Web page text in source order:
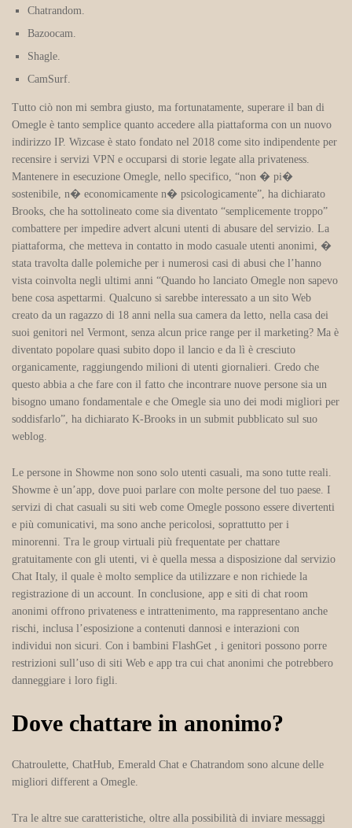
Chatrandom.
Bazoocam.
Shagle.
CamSurf.
Tutto ciò non mi sembra giusto, ma fortunatamente, superare il ban di
Omegle è tanto semplice quanto accedere alla piattaforma con un nuovo
indirizzo IP. Wizcase è stato fondato nel 2018 come sito indipendente per
recensire i servizi VPN e occuparsi di storie legate alla privateness.
Mantenere in esecuzione Omegle, nello specifico, “non � pi�
sostenibile, n� economicamente n� psicologicamente”, ha dichiarato
Brooks, che ha sottolineato come sia diventato “semplicemente troppo”
combattere per impedire advert alcuni utenti di abusare del servizio. La
piattaforma, che metteva in contatto in modo casuale utenti anonimi, �
stata travolta dalle polemiche per i numerosi casi di abusi che l’hanno
vista coinvolta negli ultimi anni “Quando ho lanciato Omegle non sapevo
bene cosa aspettarmi. Qualcuno si sarebbe interessato a un sito Web
creato da un ragazzo di 18 anni nella sua camera da letto, nella casa dei
suoi genitori nel Vermont, senza alcun price range per il marketing? Ma è
diventato popolare quasi subito dopo il lancio e da lì è cresciuto
organicamente, raggiungendo milioni di utenti giornalieri. Credo che
questo abbia a che fare con il fatto che incontrare nuove persone sia un
bisogno umano fondamentale e che Omegle sia uno dei modi migliori per
soddisfarlo”, ha dichiarato K-Brooks in un submit pubblicato sul suo
weblog.
Le persone in Showme non sono solo utenti casuali, ma sono tutte reali.
Showme è un’app, dove puoi parlare con molte persone del tuo paese. I
servizi di chat casuali su siti web come Omegle possono essere divertenti
e più comunicativi, ma sono anche pericolosi, soprattutto per i
minorenni. Tra le group virtuali più frequentate per chattare
gratuitamente con gli utenti, vi è quella messa a disposizione dal servizio
Chat Italy, il quale è molto semplice da utilizzare e non richiede la
registrazione di un account. In conclusione, app e siti di chat room
anonimi offrono privateness e intrattenimento, ma rappresentano anche
rischi, inclusa l’esposizione a contenuti dannosi e interazioni con
individui non sicuri. Con i bambini FlashGet , i genitori possono porre
restrizioni sull’uso di siti Web e app tra cui chat anonimi che potrebbero
danneggiare i loro figli.
Dove chattare in anonimo?
Chatroulette, ChatHub, Emerald Chat e Chatrandom sono alcune delle
migliori different a Omegle.
Tra le altre sue caratteristiche, oltre alla possibilità di inviare messaggi